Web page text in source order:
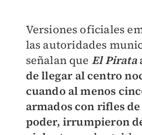
Versiones oficiales
las autoridades
señalan que El Pirata
de llegar al centro
cuando al menos
armados con rifles
poder, irrumpieron